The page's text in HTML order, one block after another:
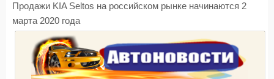
Продажи KIA Seltos на российском рынке начинаются 2
марта 2020 года